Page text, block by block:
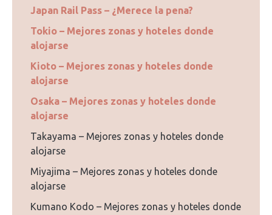
Japan Rail Pass – ¿Merece la pena?
Tokio – Mejores zonas y hoteles donde
alojarse
Kioto – Mejores zonas y hoteles donde
alojarse
Osaka – Mejores zonas y hoteles donde
alojarse
Takayama – Mejores zonas y hoteles donde
alojarse
Miyajima – Mejores zonas y hoteles donde
alojarse
Kumano Kodo – Mejores zonas y hoteles donde